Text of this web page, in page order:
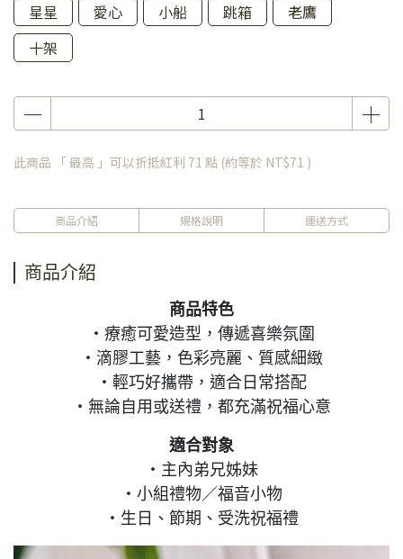
星星
愛心 小船 跳箱
老鷹
十架
此商品 「 最高 」可以折抵紅利 71 點 (約等於 NT$71 )
商品介紹 規格說明 運送方式
商品介紹
商品特色
・療癒可愛造型，傳遞喜樂氛圍
・滴膠工藝，色彩亮麗、質感細緻
・輕巧好攜帶，適合日常搭配
・無論自用或送禮，都充滿祝福心意
適合對象
・主內弟兄姊妹
・小組禮物／福音小物
・生日、節期、受洗祝福禮